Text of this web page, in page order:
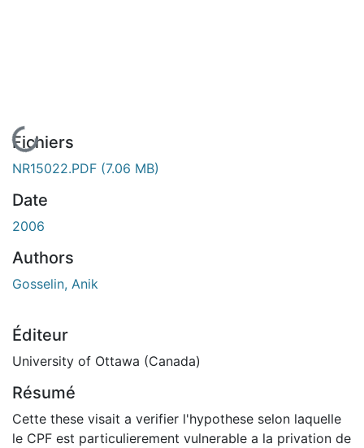
En cours de chargement...
Fichiers
NR15022.PDF (7.06 MB)
Date
2006
Authors
Gosselin, Anik
Éditeur
University of Ottawa (Canada)
Résumé
Cette these visait a verifier l'hypothese selon laquelle
le CPF est particulierement vulnerable a la privation de